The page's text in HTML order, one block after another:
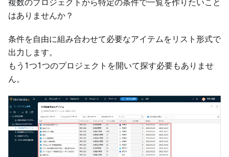
はありませんか？
条件を自由に組み合わせて必要なアイテムをリスト形式で
出力します。
もう1つ1つのプロジェクトを開いて探す必要もありませ
ん。